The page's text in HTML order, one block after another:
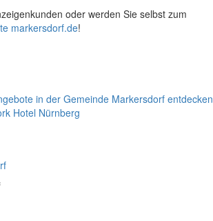
oder werden Sie selbst zum
markersdorf.de!
Hotel Nürnberg